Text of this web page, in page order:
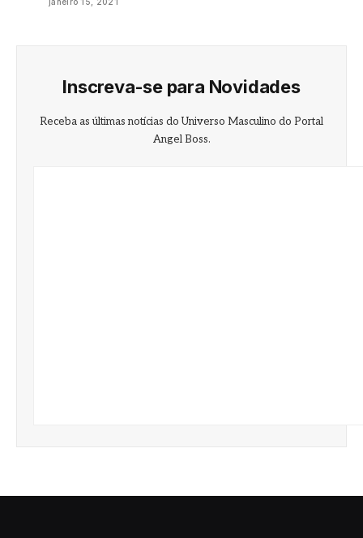
Inscreva-se para Novidades
Receba as últimas notícias do Universo Masculino do Portal
Angel Boss.